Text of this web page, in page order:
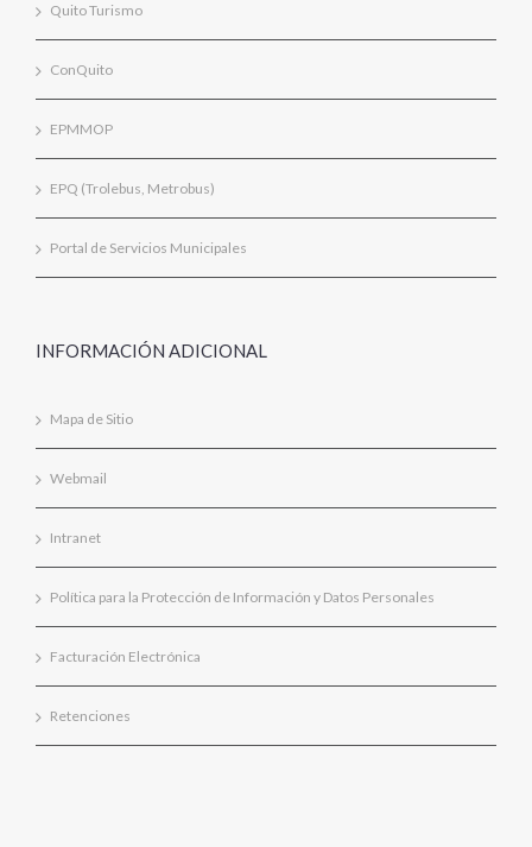
Quito Turismo
ConQuito
EPMMOP
EPQ (Trolebus, Metrobus)
Portal de Servicios Municipales
INFORMACIÓN ADICIONAL
Mapa de Sitio
Webmail
Intranet
Política para la Protección de Información y Datos Personales
Facturación Electrónica
Retenciones